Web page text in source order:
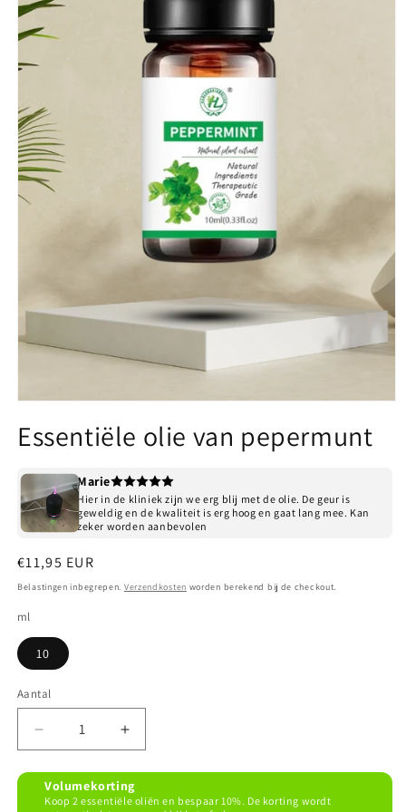
openen
in
Essentiële olie van pepermunt
Marie
Hier in de kliniek zijn we erg blij met de olie. De geur is
geweldig en de kwaliteit is erg hoog en gaat lang mee. Kan
zeker worden aanbevolen
Normale
prijs
€11,95 EUR
Belastingen inbegrepen. Verzendkosten worden berekend bij de checkout.
ml
10
Aantal
Aantal
verlagen
voor
Essentiële
Aantal
verhogen
voor
Essentiële
Volumekorting
Koop 2 essentiële oliën en bespaar 10%. De korting wordt